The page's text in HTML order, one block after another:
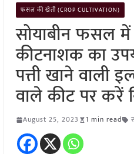
फसल की खेती (CROP CULTIVATION)
सोयाबीन फसल में
कीटनाशक का
पत्ती खाने वाली
वाले कीट पर करें
August 25, 2023 1 min read